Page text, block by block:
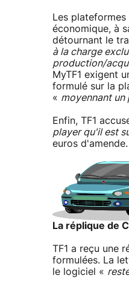
Les
économique, à
détournant le
à la charge
production/
MyTF1 exigent
formulé sur la
« moyennant un
Enfin, TF1
player qu'il est
euros d'amende.
La réplique de
TF1 a reçu une
formulées. La
le logiciel «